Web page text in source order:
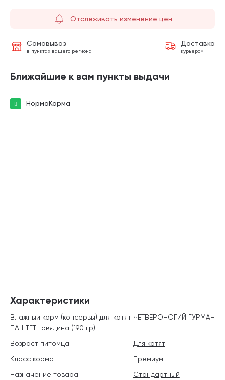
Отслеживать изменение цен
Самовывоз
в пунктах вашего региона
Доставка
курьером
Ближайшие к вам пункты выдачи
НормаКорма
Характеристики
Влажный корм (консервы) для котят ЧЕТВЕРОНОГИЙ ГУРМАН
ПАШТЕТ говядина (190 гр)
Возраст питомца
Для котят
Класс корма
Премиум
Назначение товара
Стандартный